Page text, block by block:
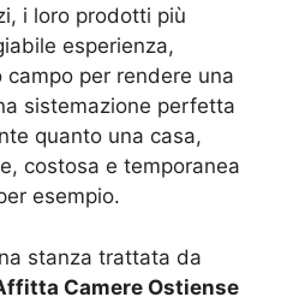
i loro prodotti più
esperienza,
per rendere una
sistemazione perfetta
quanto una casa,
costosa e temporanea
esempio.
stanza trattata da
Camere Ostiense